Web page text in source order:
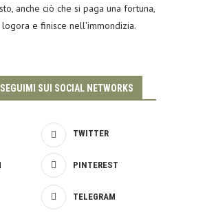
anche ciò che si paga una fortuna,
e finisce nell'immondizia.
SUI SOCIAL NETWORKS
TWITTER
PINTEREST
TELEGRAM